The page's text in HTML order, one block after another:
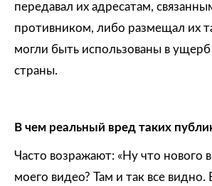
передавал их адресатам,
противником, либо размещал их
могли быть использованы в ущерб
страны.
В чем реальный вред таких
Часто возражают: «Ну что нового
моего видео? Там и так все видно.